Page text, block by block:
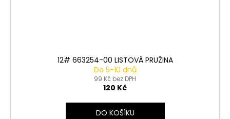
12# 663254-00 LISTOVÁ PRUŽINA
Do 5-10 dnů
99 Kč bez DPH
120 Kč
DO KOŠÍKU